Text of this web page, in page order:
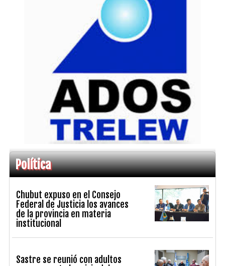
Política
Chubut expuso en el Consejo
Federal de Justicia los avances
de la provincia en materia
institucional
Sastre se reunió con adultos